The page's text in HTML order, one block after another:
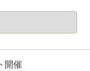
開催